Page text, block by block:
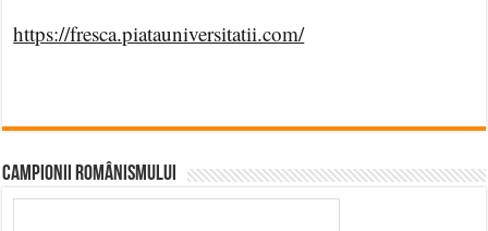
https://fresca.piatauniversitatii.com/
CAMPIONII ROMÂNISMULUI